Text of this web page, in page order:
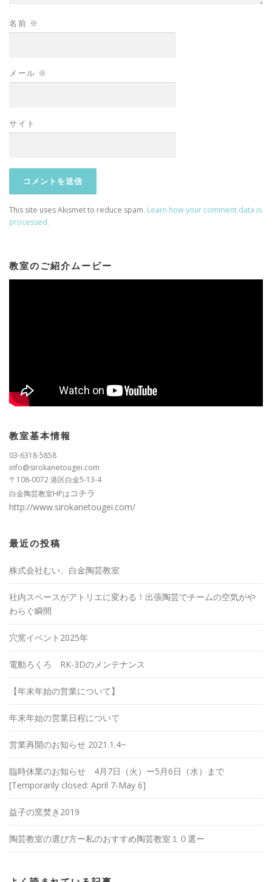
名前 ※
メール ※
サイト
This site uses Akismet to reduce spam. Learn how your comment data is
processed.
教室のご紹介ムービー
教室基本情報
03-6318-5858
info@sirokanetougei.com
〒108-0072 港区白金5-13-4
白金陶芸教室HPはコチラ
http://www.sirokanetougei.com/
最近の投稿
株式会社むい、白金陶芸教室
社内スペースがアトリエに変わる！出張陶芸でチームの空気がや
わらぐ瞬間
穴窯イベント2025年
電動ろくろ RK-3Dのメンテナンス
【年末年始の営業について】
年末年始の営業日程について
営業再開のお知らせ 2021.1.4~
臨時休業のお知らせ 4月7日（火）ー5月6日（水）まで
[Temporarily closed: April 7-May 6]
益子の窯焚き2019
陶芸教室の選び方ー私のおすすめ陶芸教室１０選ー